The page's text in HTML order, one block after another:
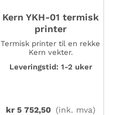
Kern YKH-01 termisk
printer
Termisk printer til en rekke
Kern vekter.
Leveringstid: 1-2 uker
kr5 752,50 (ink. mva)